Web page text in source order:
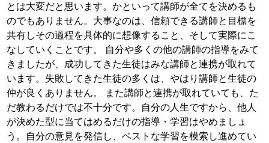
とは大変だと思います。かといって講師が全てを決めるも
のでもありません。大事なのは、信頼できる講師と目標を
共有しその過程を具体的に想像すること、そして実際にこ
なしていくことです。 自分や多くの他の講師の指導をみて
きましたが、成功してきた生徒はみな講師と連携が取れて
います。失敗してきた生徒の多くは、やはり講師と生徒の
仲が良くありません。 また講師と連携が取れていても、た
だ教わるだけでは不十分です。自分の人生ですから、他人
が決めた型に当てはめるだけの指導・学習はやめましょ
う。自分の意見を発信し、ベストな学習を模索し進めてい